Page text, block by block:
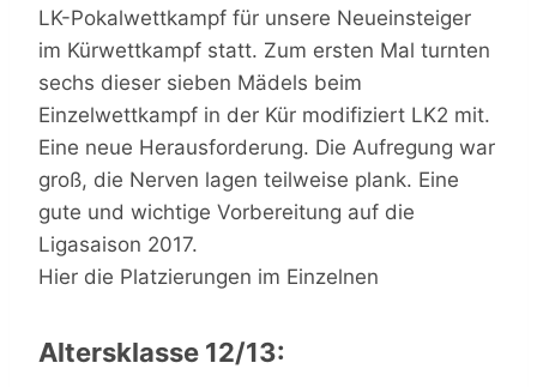
LK-Pokalwettkampf für unsere Neueinsteiger
im Kürwettkampf statt. Zum ersten Mal turnten
sechs dieser sieben Mädels beim
Einzelwettkampf in der Kür modifiziert LK2 mit.
Eine neue Herausforderung. Die Aufregung war
groß, die Nerven lagen teilweise plank. Eine
gute und wichtige Vorbereitung auf die
Ligasaison 2017.
Hier die Platzierungen im Einzelnen
Altersklasse 12/13: